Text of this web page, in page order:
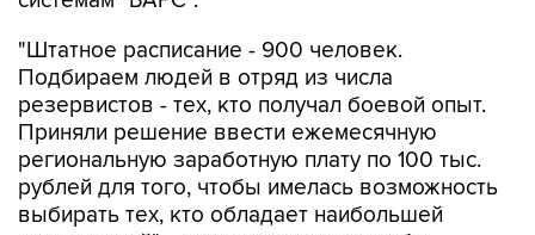
резервистов - тех, кто получал боевой опыт.
Приняли решение ввести ежемесячную
региональную заработную плату по 100 тыс.
рублей для того, чтобы имелась возможность
выбирать тех, кто обладает наибольшей
подготовкой", - цитирует пресс-служба
губернатора.